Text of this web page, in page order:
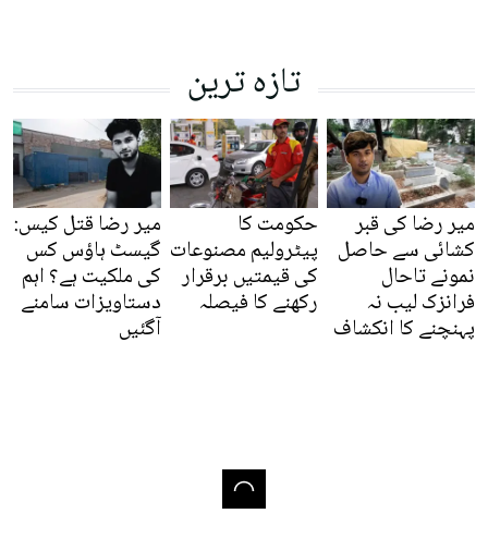
تازہ ترین
میر رضا کی قبر
کشائی سے حاصل
نمونے تاحال
فرانزک لیب نہ
پہنچنے کا انکشاف
حکومت کا
پیٹرولیم مصنوعات
کی قیمتیں برقرار
رکھنے کا فیصلہ
میر رضا قتل کیس:
گیسٹ ہاؤس کس
کی ملکیت ہے؟ اہم
دستاویزات سامنے
آگئیں